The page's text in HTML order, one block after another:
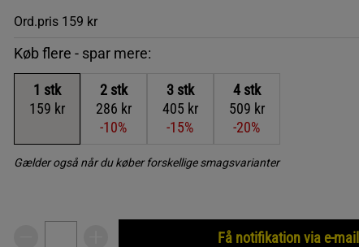
Ord.pris 159 kr
Køb flere - spar mere:
1 stk
159 kr
2stk
286 kr
-10%
3stk
405 kr
-15%
4stk
509 kr
-20%
Gælder også når du køber forskellige smagsvarianter
Få notifikation via e-mail